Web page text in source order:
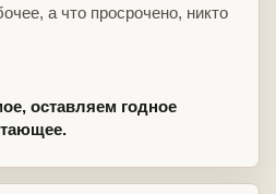
а что просрочено, никто
оставляем годное